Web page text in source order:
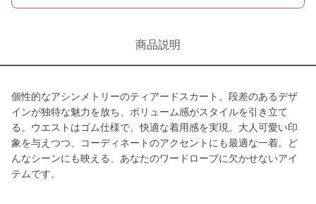
商品説明
個性的なアシンメトリーのティアードスカート。段差のあるデザ
インが独特な魅力を放ち、ボリューム感がスタイルを引き立て
る。ウエストはゴム仕様で、快適な着用感を実現。大人可愛い印
象を与えつつ、コーディネートのアクセントにも最適な一着。ど
んなシーンにも映える、あなたのワードローブに欠かせないアイ
テムです。